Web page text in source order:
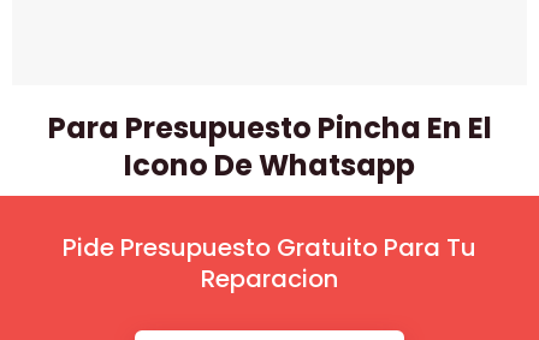
Para Presupuesto Pincha En El
Icono De Whatsapp
Pide Presupuesto Gratuito Para Tu
Reparacion